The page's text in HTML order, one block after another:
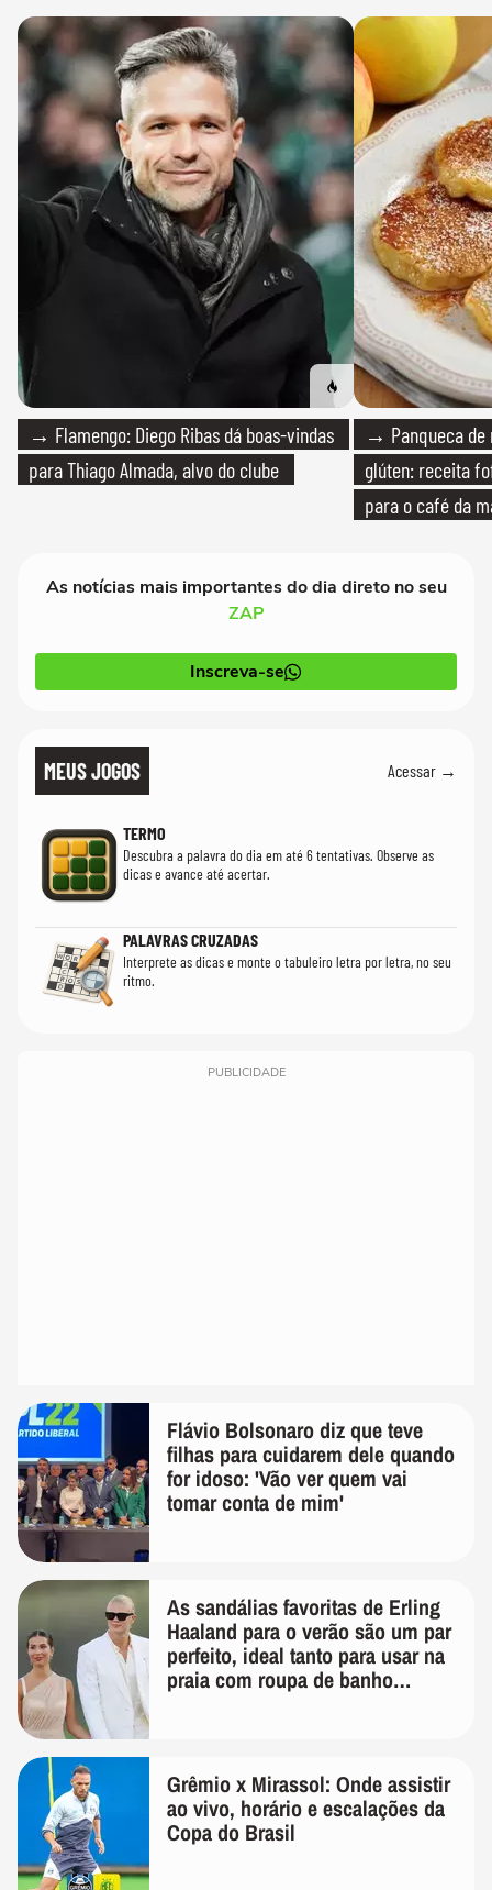
→ Flamengo: Diego Ribas dá boas-vindas
para Thiago Almada, alvo do clube
→ Panqueca de
glúten: receita
para o café da
As notícias mais importantes do dia direto no seu
ZAP
Inscreva-se
MEUS JOGOS Acessar →
TERMO
Descubra a palavra do dia em até 6 tentativas. Observe as
dicas e avance até acertar.
PALAVRAS CRUZADAS
Interprete as dicas e monte o tabuleiro letra por letra, no seu
ritmo.
PUBLICIDADE
Flávio Bolsonaro diz que teve
filhas para cuidarem dele quando
for idoso: 'Vão ver quem vai
tomar conta de mim'
As sandálias favoritas de Erling
Haaland para o verão são um par
perfeito, ideal tanto para usar na
praia com roupa de banho
Grêmio x Mirassol: Onde assistir
ao vivo, horário e escalações da
Copa do Brasil